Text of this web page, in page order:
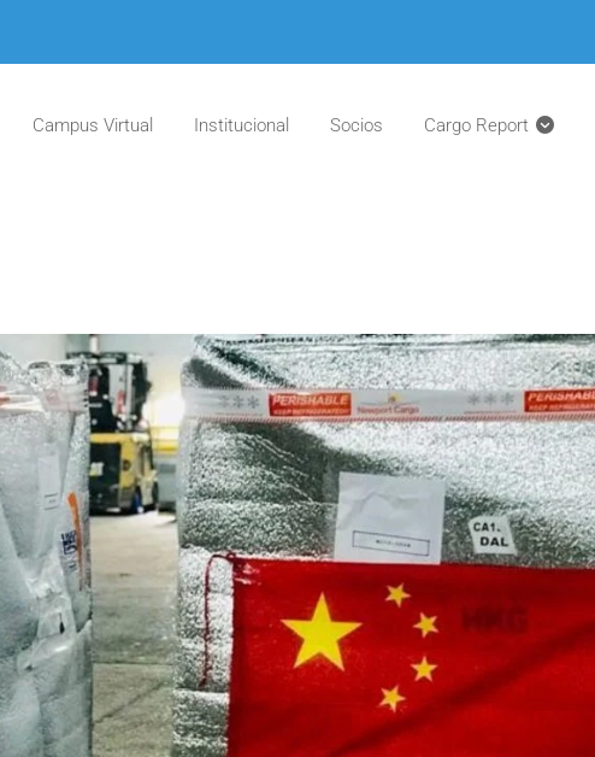
Campus Virtual Institucional Socios Cargo Report